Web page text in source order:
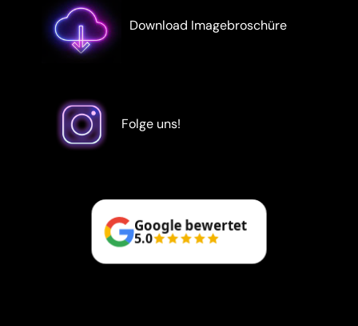
Download Imagebroschüre
Folge uns!
Google bewertet
5.0